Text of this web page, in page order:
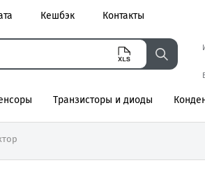
Кешбэк Контакты
Транзисторы и диоды